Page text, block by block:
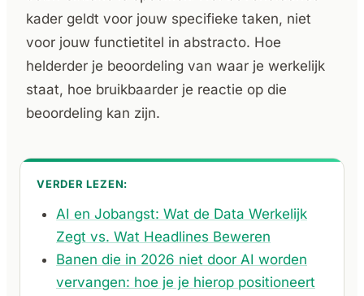
kader geldt voor jouw specifieke taken, niet
voor jouw functietitel in abstracto. Hoe
helderder je beoordeling van waar je werkelijk
staat, hoe bruikbaarder je reactie op die
beoordeling kan zijn.
VERDER LEZEN:
AI en Jobangst: Wat de Data Werkelijk
Zegt vs. Wat Headlines Beweren
Banen die in 2026 niet door AI worden
vervangen: hoe je je hierop positioneert